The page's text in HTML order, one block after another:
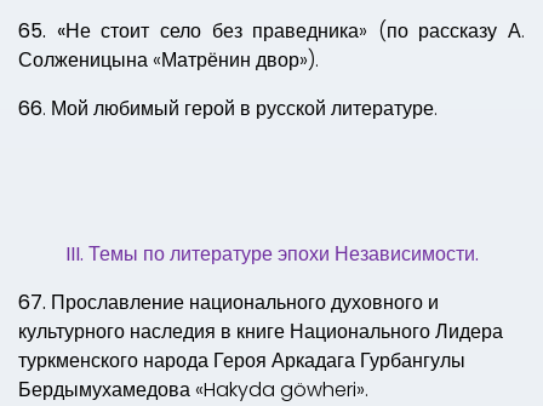
65. «Не стоит село без праведника» (по рассказу А.
Солженицына «Матрёнин двор»).
66. Мой любимый герой в русской литературе.
III. Темы по литературе эпохи Независимости.
67. Прославление национального духовного и
культурного наследия в книге Национального Лидера
туркменского народа Героя Аркадага Гурбангулы
Бердымухамедова «Hakyda göwheri».